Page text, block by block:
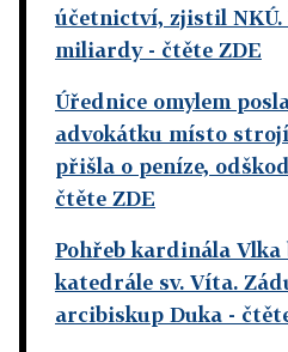
účetnictví, zjistil NKÚ.
miliardy- čtěte ZDE
Úřednice omylem
advokátku místo
přišla o peníze,
čtěte ZDE
Pohřeb kardinála Vlka
katedrále sv. Víta.
arcibiskup Duka -